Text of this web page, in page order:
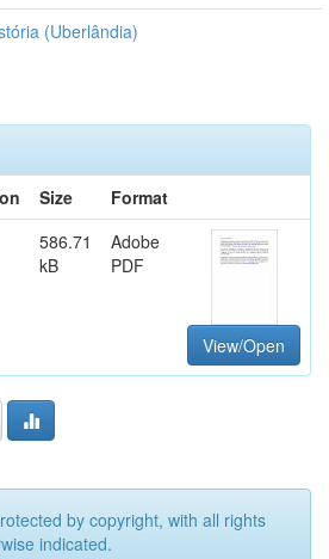
(Uberlândia)
Size
Format
586.71
kB
Adobe
PDF
View/Open
by copyright, with all rights
indicated.